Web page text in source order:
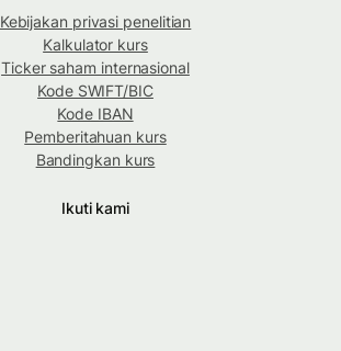
Kebijakan privasi penelitian
Kalkulator kurs
Ticker saham internasional
Kode SWIFT/BIC
Kode IBAN
Pemberitahuan kurs
Bandingkan kurs
Ikuti kami